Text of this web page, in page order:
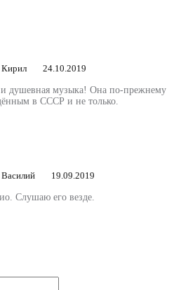
Кирил 24.10.2019
душевная музыка! Она по-прежнему
в СССР и не только.
Василий 19.09.2019
Слушаю его везде.